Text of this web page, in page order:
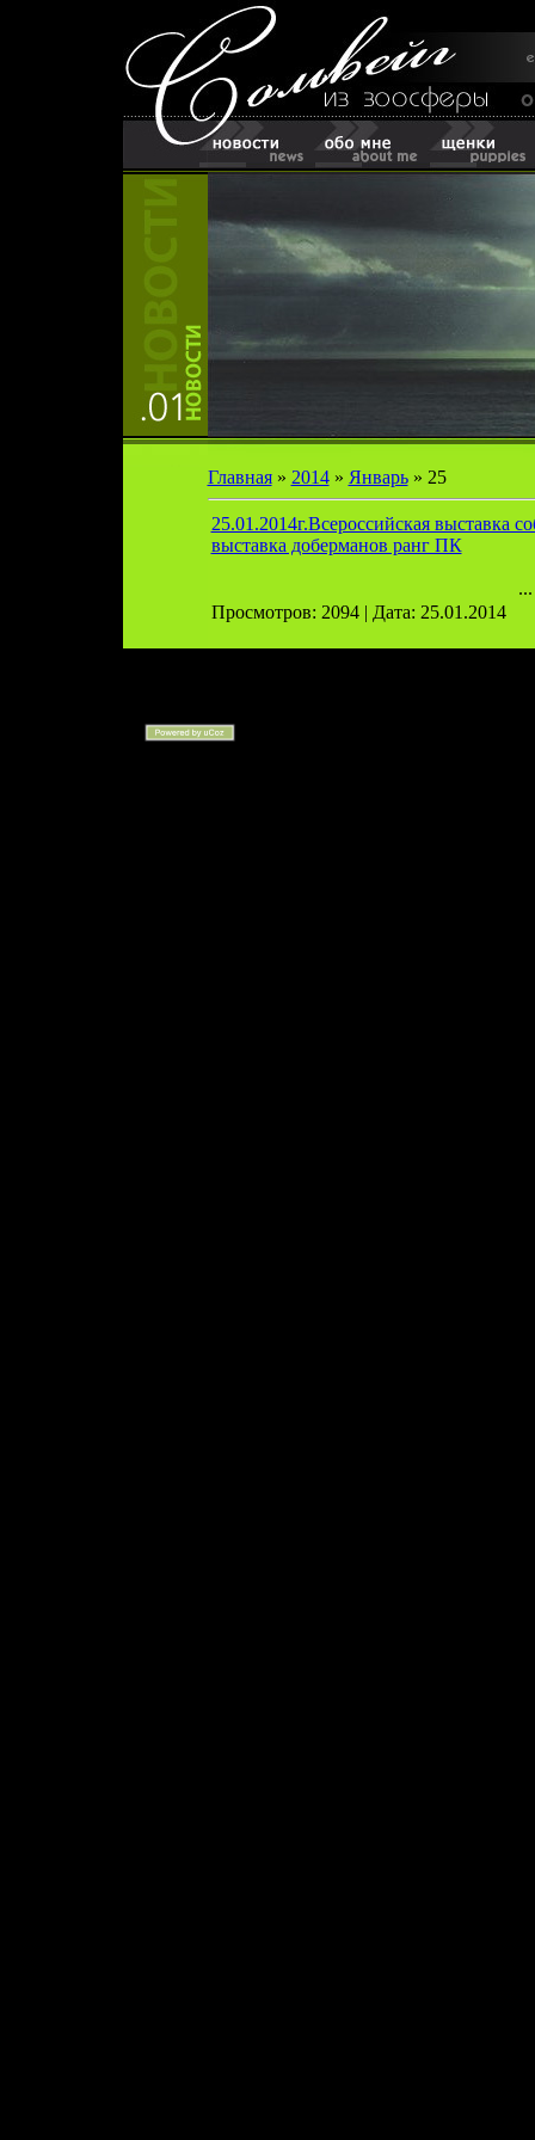
Главная» 2014 » Январь » 25
25.01.2014г.Всероссийская выставка
выставка доберманов ранг ПК
Просмотров: 2094 | Дата: 25.01.2014